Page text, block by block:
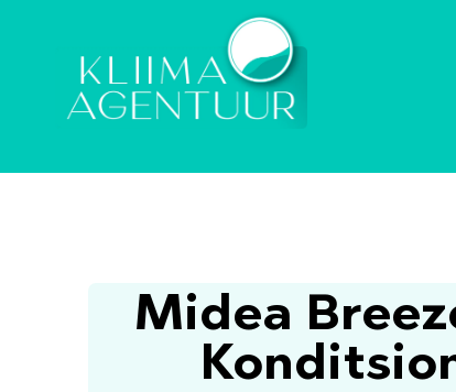
Midea